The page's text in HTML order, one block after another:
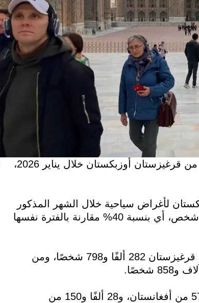
طشقند، 17 فبراير 2026 /قابار/ – زار نحو 300 ألف سائح من قرغيزستان أوزبكستان خلال يناير 2026،
لأغراض سياحية خلال الشهر المذكور
950 ألفًا و278 شخصًا، وهو ما يزيد بمقدار 271 ألفًا و600 شخص، أي بنسبة 40% مقارنة بالفترة نفسها
وتصدرت الدول المجاورة قائمة عدد السياح، حيث جاء من قرغيزستان 282 ألفًا و798 شخصًا، ومن
كما تم تسجيل 69 ألفًا و70 سائحًا من روسيا، و43 ألفًا و572 من أفغانستان، و28 ألفًا و150 من